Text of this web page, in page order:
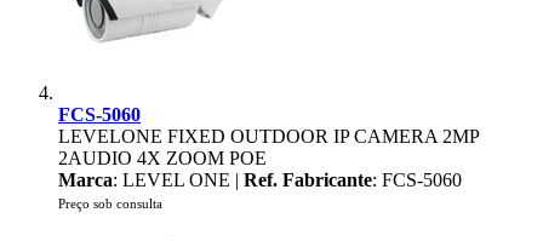
FCS-5060
LEVELONE FIXED OUTDOOR IP CAMERA 2MP
2AUDIO 4X ZOOM POE
Marca: LEVEL ONE | Ref. Fabricante: FCS-5060
Preço sob consulta